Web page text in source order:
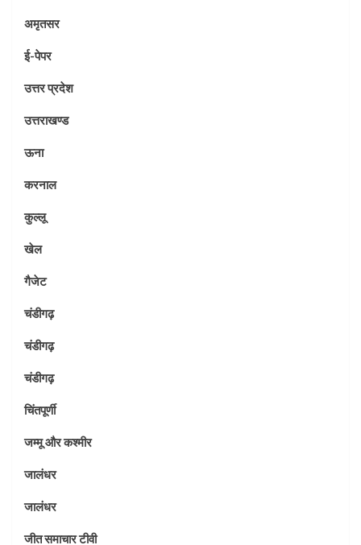
अमृतसर
ई-पेपर
उत्तर प्रदेश
उत्तराखण्ड
ऊना
करनाल
कुल्लू
खेल
गैजेट
चंडीगढ़
चंडीगढ़
चंडीगढ़
चिंतपूर्णी
जम्मू और कश्मीर
जालंधर
जालंधर
जीत समाचार टीवी